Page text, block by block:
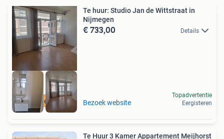
Meer op onze site
Te huur: Studio Jan de Wittstraat in
Nijmegen
€ 733,00 Details
Bezoek website
Topadvertentie
Eergisteren
Te Huur 3 Kamer Appartement Meijhorst